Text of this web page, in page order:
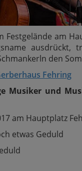
Festgelände am
ausdrückt,
den
Fehring
Musiker und
am Hauptplatz
etwas Geduld